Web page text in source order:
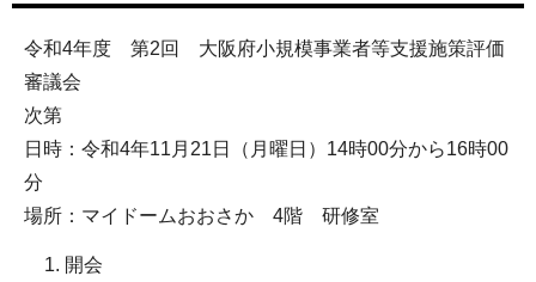
令和4年度 第2回 大阪府小規模事業者等支援施策評価
審議会
次第
日時：令和4年11月21日（月曜日）14時00分から16時00
分
場所：マイドームおおさか 4階 研修室
開会